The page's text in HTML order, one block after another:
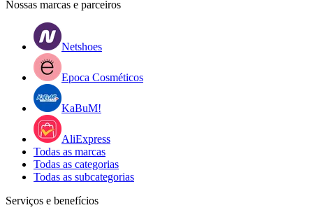
Nossas marcas e parceiros
Netshoes
Epoca Cosméticos
KaBuM!
AliExpress
Todas as marcas
Todas as categorias
Todas as subcategorias
Serviços e benefícios